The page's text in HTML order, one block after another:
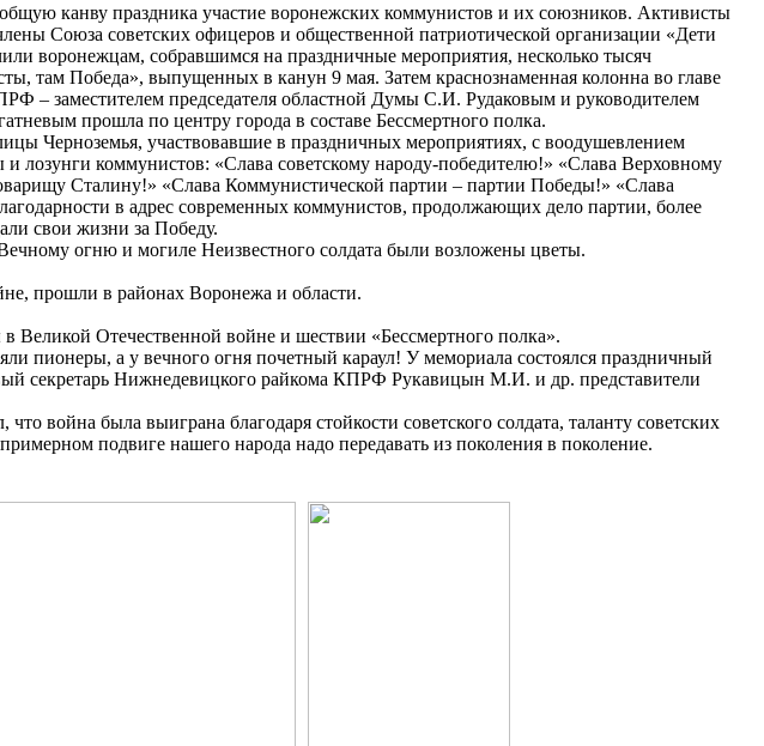
канву праздника участие воронежских коммунистов и их союзников. Активисты
Союза советских офицеров и общественной патриотической организации «Дети
воронежцам, собравшимся на праздничные мероприятия, несколько тысяч
там Победа», выпущенных в канун 9 мая. Затем краснознаменная колонна во главе
– заместителем председателя областной Думы С.И. Рудаковым и руководителем
прошла по центру города в составе Бессмертного полка.
Черноземья, участвовавшие в праздничных мероприятиях, с воодушевлением
и лозунги коммунистов: «Слава советскому народу-победителю!» «Слава Верховному
Сталину!» «Слава Коммунистической партии – партии Победы!» «Слава
в адрес современных коммунистов, продолжающих дело партии, более
свои жизни за Победу.
огню и могиле Неизвестного солдата были возложены цветы.
прошли в районах Воронежа и области.
Отечественной войне и шествии «Бессмертного полка».
пионеры, а у вечного огня почетный караул! У мемориала состоялся праздничный
секретарь Нижнедевицкого райкома КПРФ Рукавицын М.И. и др. представители
война была выиграна благодаря стойкости советского солдата, таланту советских
подвиге нашего народа надо передавать из поколения в поколение.